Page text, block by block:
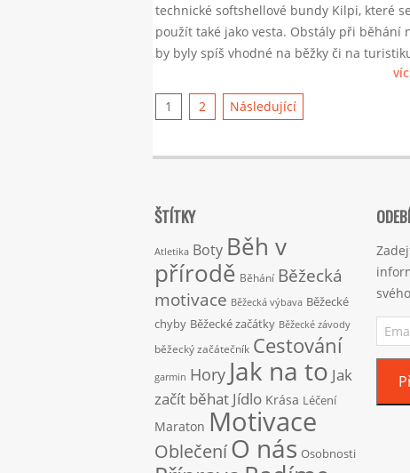
09
technické softshellové bundy Kilpi, které
použít také jako vesta. Obstály při běhání
by byly spíš vhodné na běžky či na
Stránkování
1 2 Následující
ŠTÍTKY
Atletika Boty Běh v
přírodě Běhání Běžecká
motivace Běžecká výbava Běžecké
chyby Běžecké začátky Běžecké závody
běžecký začátečník Cestování
garmin Hory Jak na to Jak
začít běhat Jídlo Krása Léčení
Maraton Motivace
OblečeníO nás Osobnosti